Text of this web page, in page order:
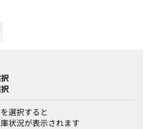
選択すると
状況が表示されます